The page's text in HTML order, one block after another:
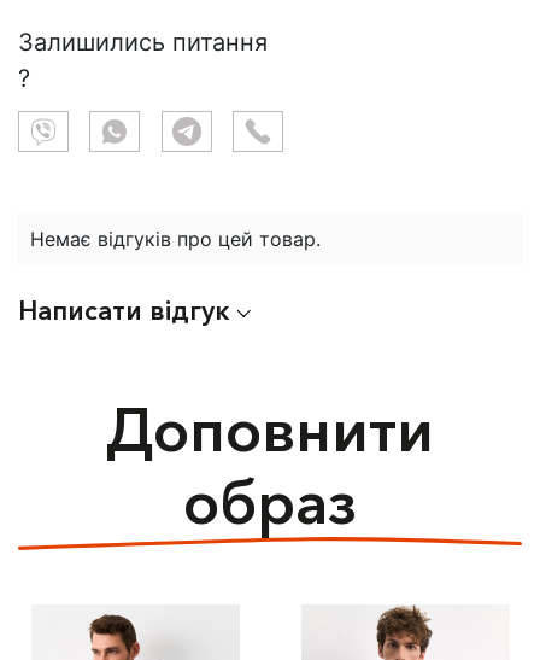
Залишились питання
?
Немає відгуків про цей товар.
Написати відгук
Доповнити
образ